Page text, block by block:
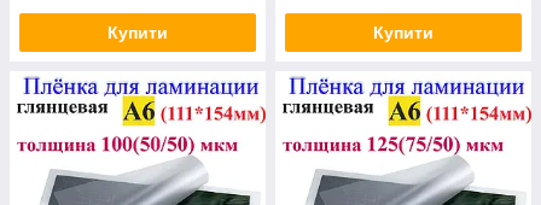
Купити Купити